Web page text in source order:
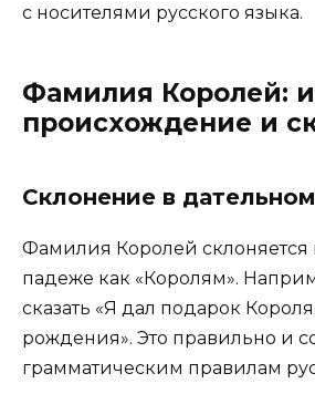
с носителями русского языка.
Фамилия Королей:
происхождение и
Склонение в
Фамилия Королей склоняется
падеже как «Королям».
сказать «Я дал подарок
рождения». Это правильно и
грамматическим правилам